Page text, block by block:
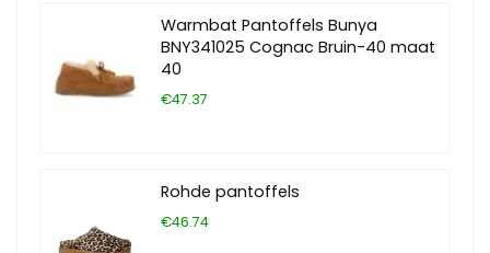
Warmbat Pantoffels Bunya
BNY341025 Cognac Bruin-40 maat
40
€47.37
Rohde pantoffels
€46.74